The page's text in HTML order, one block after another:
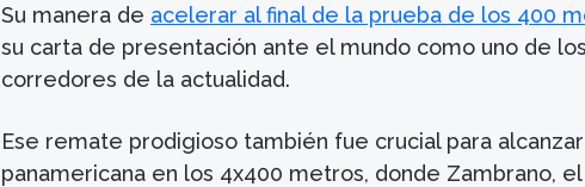
Su manera de acelerar al final de la prueba de los 400
su carta de presentación ante el mundo como uno de
corredores de la actualidad.
Ese remate prodigioso también fue crucial para
panamericana en los 4x400 metros, donde Zambrano,